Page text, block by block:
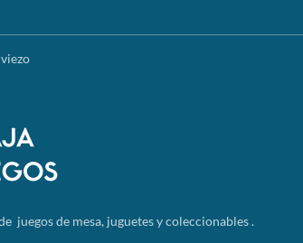
juegos de mesa, juguetes y coleccionables .